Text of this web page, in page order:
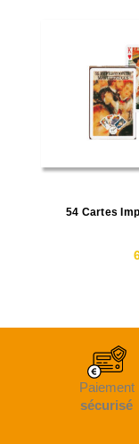
54 Cartes
Paiement
sécurisé